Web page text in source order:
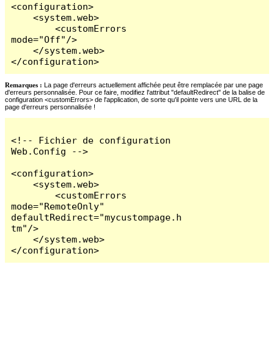
<configuration>
    <system.web>
        <customErrors
mode="Off"/>
    </system.web>
</configuration>
Remarques : La page d'erreurs actuellement affichée peut être remplacée par une page
d'erreurs personnalisée. Pour ce faire, modifiez l'attribut "defaultRedirect" de la balise de
configuration <customErrors> de l'application, de sorte qu'il pointe vers une URL de la
page d'erreurs personnalisée !
<!-- Fichier de configuration
Web.Config -->
<configuration>
    <system.web>
        <customErrors
mode="RemoteOnly"
defaultRedirect="mycustompage.h
tm"/>
    </system.web>
</configuration>